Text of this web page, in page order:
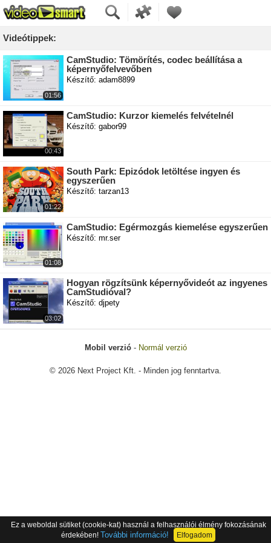
Videótippek:
01:56
CamStudio: Tömörítés, codec beállítása a
képernyőfelvevőben
Készítő: adam8899
00:43
CamStudio: Kurzor kiemelés felvételnél
Készítő: gabor99
01:22
South Park: Epizódok letöltése ingyen és
egyszerűen
Készítő: tarzan13
01:08
CamStudio: Egérmozgás kiemelése egyszerűen
Készítő: mr.ser
03:02
Hogyan rögzítsünk képernyővideót az ingyenes
CamStudióval?
Készítő: djpety
Mobil verzió- Normál verzió
© 2026 Next Project Kft. - Minden jog fenntartva.
Ez a weboldal sütiket (cookie-kat) használ a felhasználói élmény fokozásának
érdekében! További információ! Elfogadom